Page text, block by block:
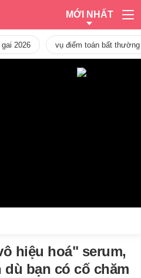
MỚI NHẤT
2026 vụ điểm toán bất
hiệu hoá" serum,
dù bạn có cố chăm